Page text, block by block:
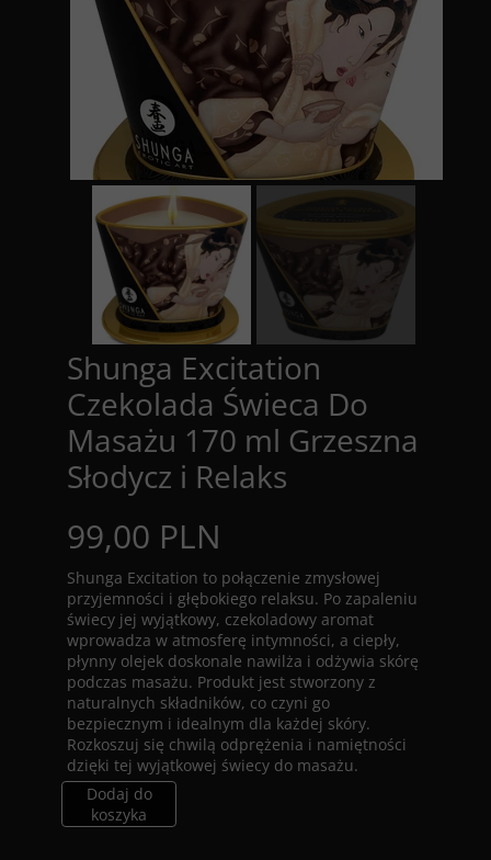
Dodaj do
koszyka
Shunga Excitation to połączenie zmysłowej
przyjemności i głębokiego relaksu. Po zapaleniu
świecy jej wyjątkowy, czekoladowy aromat
wprowadza w atmosferę intymności, a ciepły,
płynny olejek doskonale nawilża i odżywia skórę
podczas masażu. Produkt jest stworzony z
naturalnych składników, co czyni go
bezpiecznym i idealnym dla każdej skóry.
Rozkoszuj się chwilą odprężenia i namiętności
dzięki tej wyjątkowej świecy do masażu.
99,00 PLN
Shunga Excitation
Czekolada Świeca Do
Masażu 170 ml Grzeszna
Słodycz i Relaks